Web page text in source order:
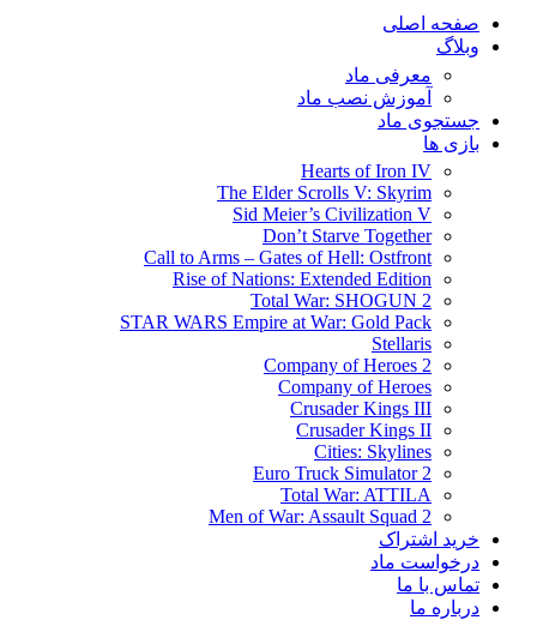
صفحه اصلی
وبلاگ
معرفی ماد
آموزش نصب ماد
جستجوی ماد
بازی ها
Hearts of Iron IV
The Elder Scrolls V: Skyrim
Sid Meier’s Civilization V
Don’t Starve Together
Call to Arms – Gates of Hell: Ostfront
Rise of Nations: Extended Edition
Total War: SHOGUN 2
STAR WARS Empire at War: Gold Pack
Stellaris
Company of Heroes 2
Company of Heroes
Crusader Kings III
Crusader Kings II
Cities: Skylines
Euro Truck Simulator 2
Total War: ATTILA
Men of War: Assault Squad 2
خرید اشتراک
درخواست ماد
تماس با ما
درباره ما